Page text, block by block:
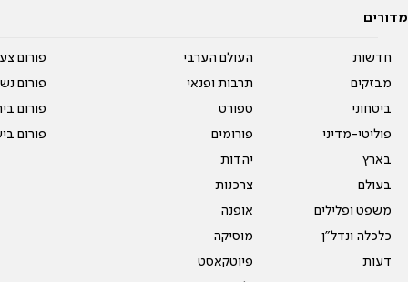
מדורים
חדשות
מבזקים
ביטחוני
פוליטי-מדיני
בארץ
בעולם
משפט ופלילים
כלכלה ונדל"ן
דעות
העולם הערבי
תרבות ופנאי
ספורט
פורומים
יהדות
צרכנות
אופנה
מוסיקה
פיוטקאסט
פורום
פורום
פורום
פורום